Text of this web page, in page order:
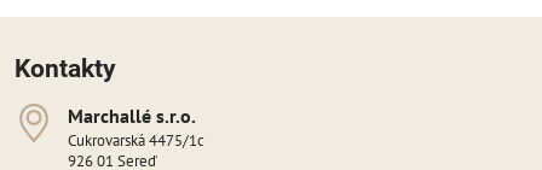
Kontakty
Marchallé s​​.r​​.o​​.
Cukrovarská 4475/1c
926 01 Sereď